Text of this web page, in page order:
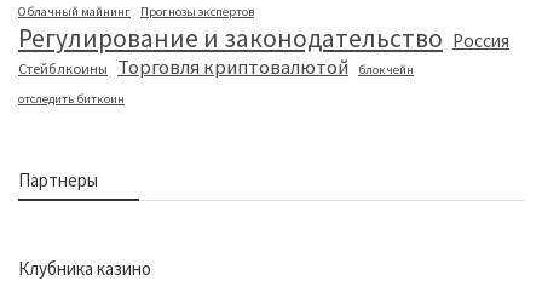
Облачный майнинг Прогнозы экспертов
Регулирование и законодательство Россия
Стейблкоины Торговля криптовалютой
блокчейн
отследить биткоин
Партнеры
Клубника казино